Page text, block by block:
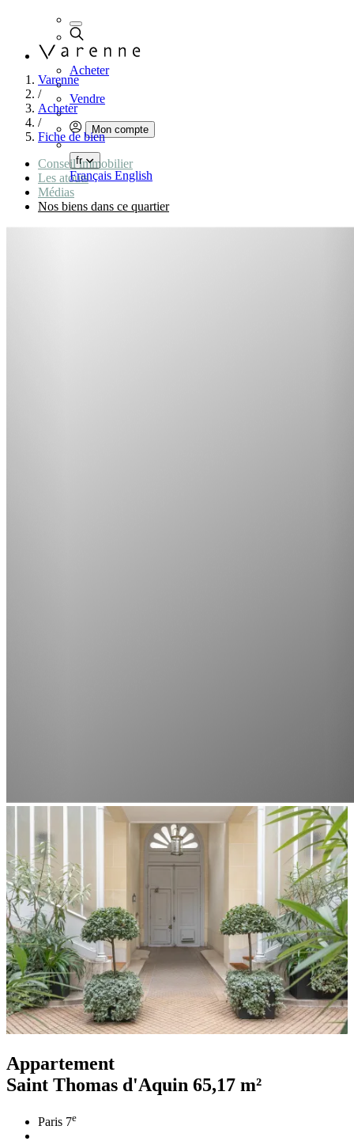
Acheter
Vendre
Mon compte
fr
Français English
Varenne
/
Acheter
/
Fiche de bien
Conseil immobilier
Les atouts
Médias
Nos biens dans ce quartier
Appartement
Saint Thomas d'Aquin 65,17 m²
Paris 7e